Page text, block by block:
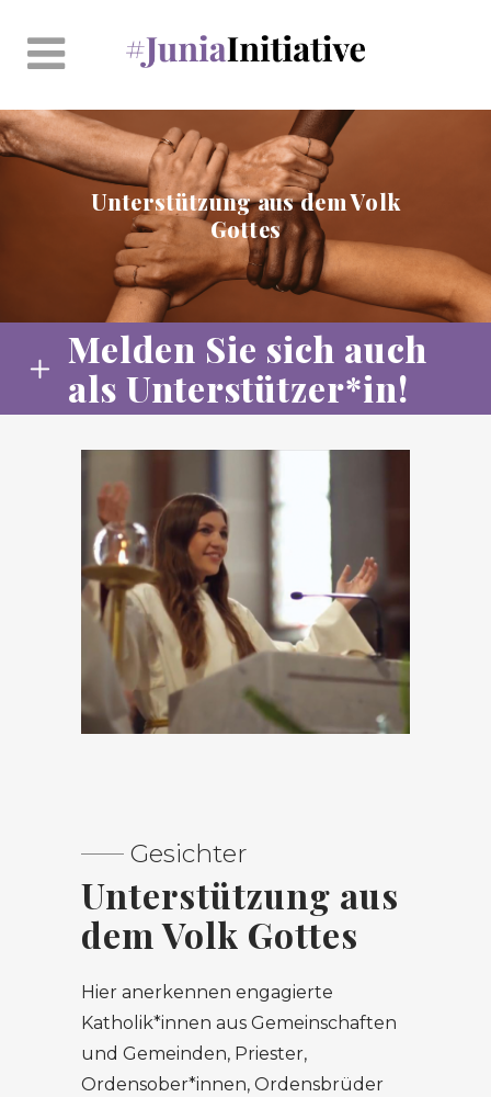
Unterstützung aus dem Volk
Gottes
Melden Sie sich auch
als Un­ter­stüt­ze­r*in!
Gesichter
Unterstützung aus
dem Volk Gottes
Hier anerkennen engagierte
Katholik*innen aus Gemeinschaften
und Gemeinden, Priester,
Ordensober*innen, Ordensbrüder